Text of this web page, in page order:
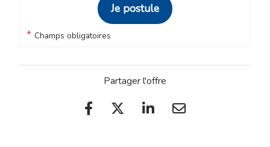
Je postule
* Champs obligatoires
Partager l'offre